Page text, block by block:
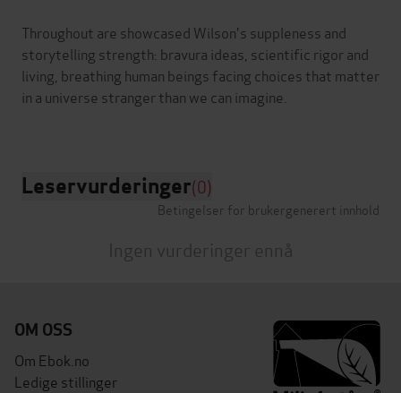
Throughout are showcased Wilson's suppleness and
storytelling strength: bravura ideas, scientific rigor and
living, breathing human beings facing choices that matter
in a universe stranger than we can imagine.
Leservurderinger(0)
Betingelser for brukergenerert innhold
Ingen vurderinger ennå
OM OSS
Om Ebok.no
Ledige stillinger